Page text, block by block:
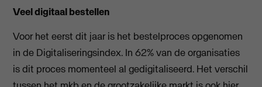
Veel digitaal bestellen
Voor het eerst dit jaar is het bestelproces opgenomen
in de Digitaliseringsindex. In 62% van de organisaties
is dit proces momenteel al gedigitaliseerd. Het verschil